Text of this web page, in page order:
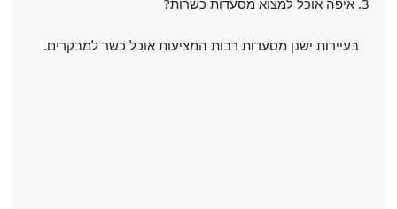
בעיירות ישנן מסעדות רבות המציעות אוכל כשר למבקרים.